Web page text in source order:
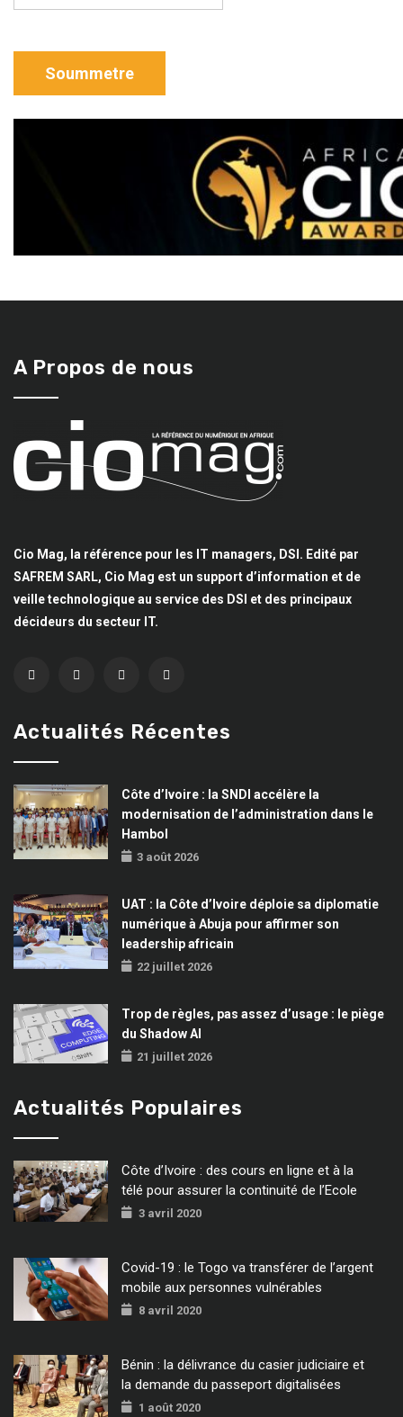
A Propos de nous
Cio Mag, la référence pour les IT managers, DSI. Edité par
SAFREM SARL, Cio Mag est un support d’information et de
veille technologique au service des DSI et des principaux
décideurs du secteur IT.
Actualités Récentes
Côte d’Ivoire : la SNDI accélère la
modernisation de l’administration dans le
Hambol
3 août 2026
UAT : la Côte d’Ivoire déploie sa diplomatie
numérique à Abuja pour affirmer son
leadership africain
22 juillet 2026
Trop de règles, pas assez d’usage : le piège
du Shadow AI
21 juillet 2026
Actualités Populaires
Côte d’Ivoire : des cours en ligne et à la
télé pour assurer la continuité de l’Ecole
3 avril 2020
Covid-19 : le Togo va transférer de l’argent
mobile aux personnes vulnérables
8 avril 2020
Bénin : la délivrance du casier judiciaire et
la demande du passeport digitalisées
1 août 2020